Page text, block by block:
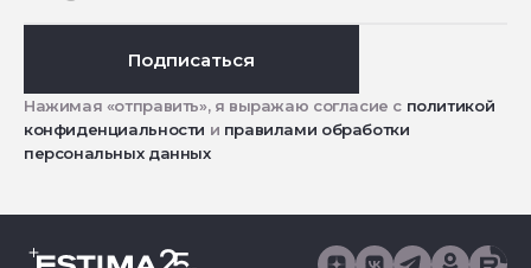
Подписаться
Нажимая «отправить», я выражаю согласие с политикой
конфиденциальности и правилами обработки
персональных данных